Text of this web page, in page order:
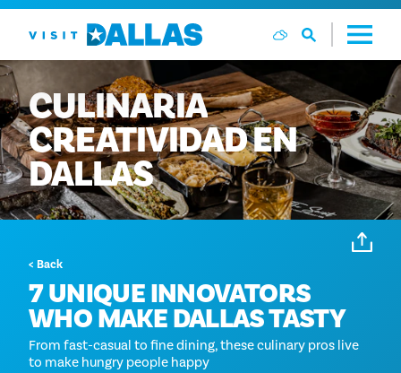
Ir al contenido
CULINARIA
CREATIVIDADEN
DALLAS
< Back
7 UNIQUE INNOVATORS
WHO MAKE DALLAS TASTY
From fast-casual to fine dining, these culinary pros live
to make hungry people happy